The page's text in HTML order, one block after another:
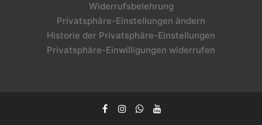
Widerrufsbelehrung
Privatsphäre-Einstellungen ändern
Historie der Privatsphäre-Einstellungen
Privatsphäre-Einwilligungen widerrufen